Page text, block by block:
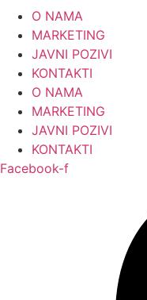
Skip
content
O NAMA
MARKETING
JAVNI POZIVI
KONTAKTI
O NAMA
MARKETING
JAVNI POZIVI
KONTAKTI
Facebook-f